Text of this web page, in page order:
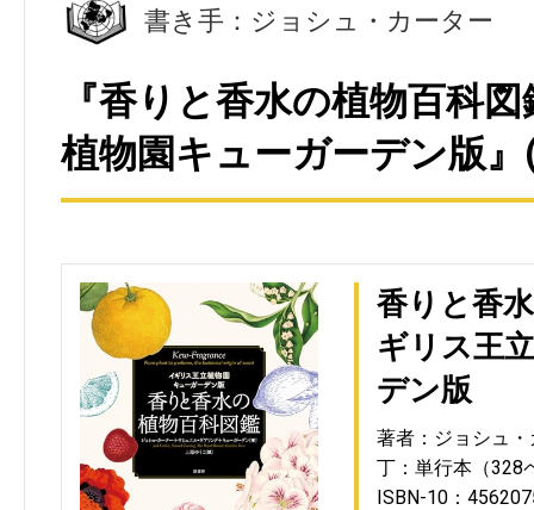
書き手：ジョシュ・カーター
『香りと香水の植物百科
植物園キューガーデン版
香りと香
ギリス王
デン版
著者：ジョシュ
丁：単行本（328
ISBN-10：